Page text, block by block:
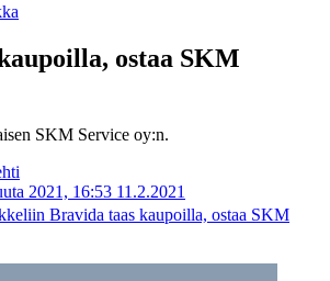
ostaa SKM
SKM Service oy:n.
2021, 16:53 11.2.2021
Bravida taas kaupoilla, ostaa SKM